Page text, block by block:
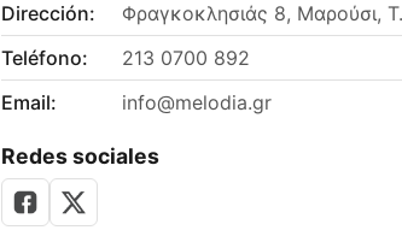
Dirección:
Φραγκοκλησιάς 8, Μαρούσι,
Teléfono:
213 0700 892
Email:
info@melodia.gr
Redes sociales